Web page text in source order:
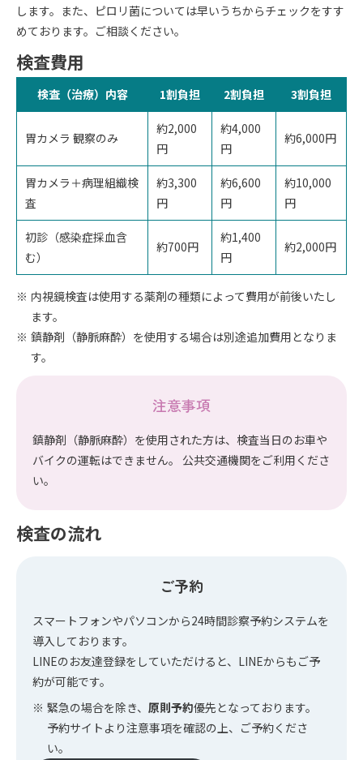
します。また、ピロリ菌については早いうちからチェックをすす
めております。ご相談ください。
検査費用
検査（治療）内容 1割負担 2割負担 3割負担
胃カメラ 観察のみ
約2,000
円
約4,000
円
約6,000円
胃カメラ＋病理組織検
査
約3,300
円
約6,600
円
約10,000
円
初診（感染症採血含
む）
約700円
約1,400
円
約2,000円
内視鏡検査は使用する薬剤の種類によって費用が前後いたし
ます。
鎮静剤（静脈麻酔）を使用する場合は別途追加費用となりま
す。
注意事項
鎮静剤（静脈麻酔）を使用された方は、検査当日のお車や
バイクの運転はできません。 公共交通機関をご利用くださ
い。
検査の流れ
ご予約
スマートフォンやパソコンから24時間診察予約システムを
導入しております。
LINEのお友達登録をしていただけると、LINEからもご予
約が可能です。
緊急の場合を除き、原則予約優先となっております。
予約サイトより注意事項を確認の上、ご予約くださ
い。